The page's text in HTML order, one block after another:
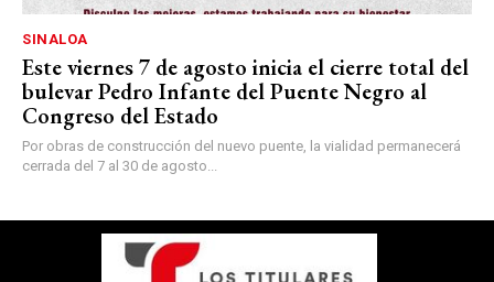
SINALOA
Este viernes 7 de agosto inicia el cierre total del
bulevar Pedro Infante del Puente Negro al
Congreso del Estado
Por obras de construcción del nuevo puente, la vialidad permanecerá
cerrada del 7 al 30 de agosto...